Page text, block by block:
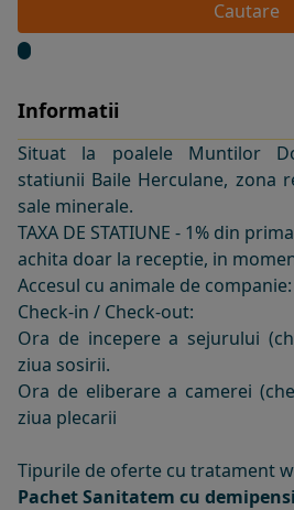
Cautare
Informatii
Situat la poalele Muntilor
statiunii Baile Herculane, zona
sale minerale.
TAXA DE STATIUNE - 1% din
achita doar la receptie, in
Accesul cu animale de
Check-in / Check-out:
Ora de incepere a sejurului
ziua sosirii.
Ora de eliberare a camerei
ziua plecarii
Tipurile de oferte cu tratament
Pachet Sanitatem cu